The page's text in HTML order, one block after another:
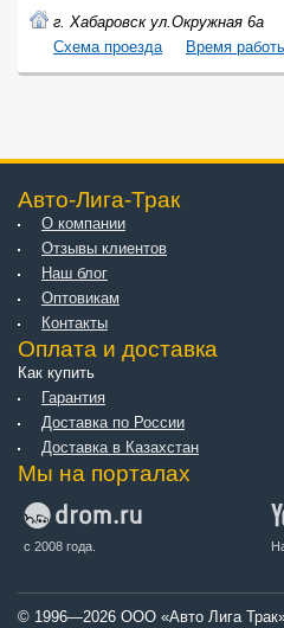
г. Хабаровск ул.Окружная 6а
Cхема проезда
Время
Авто-Лига-Трак
О компании
Отзывы клиентов
Наш блог
Оптовикам
Контакты
Оплата и доставка
Как купить
Гарантия
Доставка по России
Доставка в Казахстан
Мы на порталах
с 2008 года.
© 1996—2026 ООО «Авто Лига